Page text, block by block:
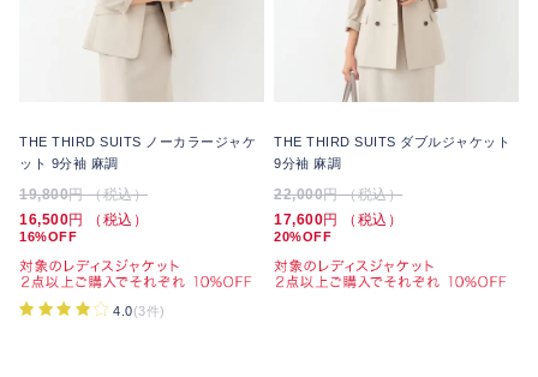
THE THIRD SUITS ノーカラージャケ
ット 9分袖 麻調
19,800円 （税込）
16,500円 （税込）
16%OFF
4.0(3件)
THE THIRD SUITS ダブルジャケット
9分袖 麻調
22,000円 （税込）
17,600円 （税込）
20%OFF